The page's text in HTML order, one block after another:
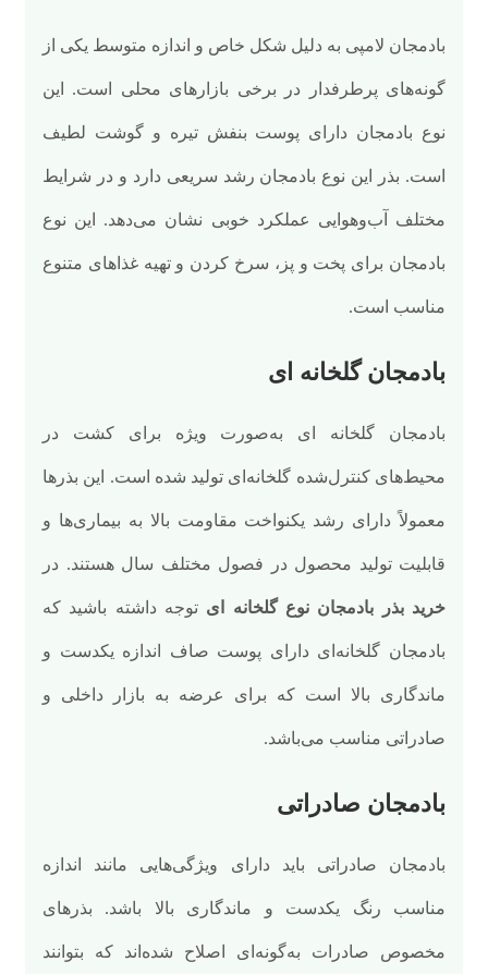
بادمجان لامپی به دلیل شکل خاص و اندازه متوسط یکی از
گونه‌های پرطرفدار در برخی بازارهای محلی است. این
نوع بادمجان دارای پوست بنفش تیره و گوشت لطیف
است. بذر این نوع بادمجان رشد سریعی دارد و در شرایط
مختلف آب‌وهوایی عملکرد خوبی نشان می‌دهد. این نوع
بادمجان برای پخت و پز، سرخ کردن و تهیه غذاهای متنوع
مناسب است.
بادمجان گلخانه ای
بادمجان گلخانه ای به‌صورت ویژه برای کشت در
محیط‌های کنترل‌شده گلخانه‌ای تولید شده است. این بذرها
معمولاً دارای رشد یکنواخت مقاومت بالا به بیماری‌ها و
قابلیت تولید محصول در فصول مختلف سال هستند. در
خرید بذر بادمجان نوع گلخانه ای توجه داشته باشید که
بادمجان گلخانه‌ای دارای پوست صاف اندازه یکدست و
ماندگاری بالا است که برای عرضه به بازار داخلی و
صادراتی مناسب می‌باشد.
بادمجان صادراتی
بادمجان صادراتی باید دارای ویژگی‌هایی مانند اندازه
مناسب رنگ یکدست و ماندگاری بالا باشد. بذرهای
مخصوص صادرات به‌گونه‌ای اصلاح شده‌اند که بتوانند